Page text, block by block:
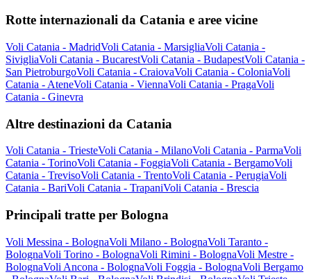
Rotte internazionali da Catania e aree vicine
Voli Catania - MadridVoli Catania - MarsigliaVoli Catania -
SivigliaVoli Catania - BucarestVoli Catania - BudapestVoli Catania -
San PietroburgoVoli Catania - CraiovaVoli Catania - ColoniaVoli
Catania - AteneVoli Catania - ViennaVoli Catania - PragaVoli
Catania - Ginevra
Altre destinazioni da Catania
Voli Catania - TriesteVoli Catania - MilanoVoli Catania - ParmaVoli
Catania - TorinoVoli Catania - FoggiaVoli Catania - BergamoVoli
Catania - TrevisoVoli Catania - TrentoVoli Catania - PerugiaVoli
Catania - BariVoli Catania - TrapaniVoli Catania - Brescia
Principali tratte per Bologna
Voli Messina - BolognaVoli Milano - BolognaVoli Taranto -
BolognaVoli Torino - BolognaVoli Rimini - BolognaVoli Mestre -
BolognaVoli Ancona - BolognaVoli Foggia - BolognaVoli Bergamo